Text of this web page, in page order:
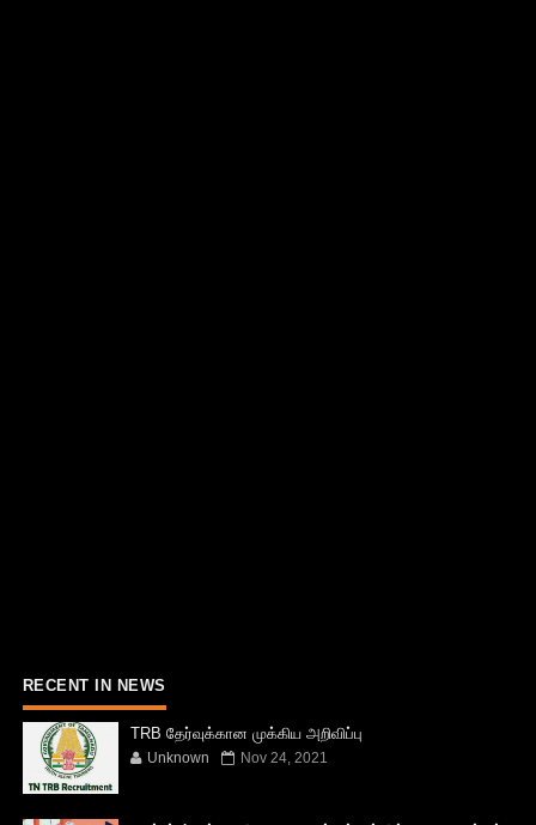
RECENT IN NEWS
TRB தேர்வுக்கான முக்கிய அறிவிப்பு
Unknown Nov 24, 2021